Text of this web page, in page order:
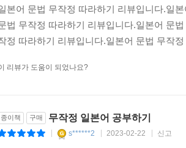
오를 잘 듣고 따라해 보세요.
리
류동사(불규칙동사)를 뜻합니다.
과에서 배운 내용을 간략하게 정리해 놓았
본어 문법 무작정 따라하기 리뷰입니다.일
법 무작정 따라하기 리뷰입니다.일본어 문
정 따라하기 리뷰입니다.일본어 문법 무작
리뷰가 도움이 되었나요?
종이책 구매 무작정 일본어 공부하기
s******2 2023-02-22 신고